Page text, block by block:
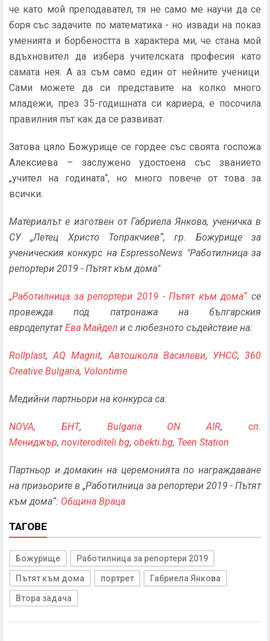
че като мой преподавател, тя не само ме научи да се
боря със задачите по математика - но извади на показ
уменията и борбеността в характера ми, че стана мой
вдъхновител да избера учителската професия като
самата нея. А аз съм само един от нейните ученици.
Сами можете да си представите на колко много
младежи, през 35-годишната си кариера, е посочила
правилния път как да се развиват.
Затова цяло Божурище се гордее със своята госпожа
Алексиева – заслужено удостоена със званието
„учител на годината“, но много повече от това за
всички.
Материалът е изготвен от Габриела Янкова, ученичка в
СУ „Летец Христо Топракчиев“, гр. Божурище за
ученическия конкурс на EspressoNews "Работилница за
репортери 2019 - Пътят към дома"
„Работилница за репортери 2019 - Пътят към дома“се
провежда под патронажа на българския
евродепутатЕва Майдел и с любезното съдействие на:
Rollplast,AQ Magnit,Автошкола Василеви, УНСС,360
Creative Bulgaria, Volontime
Медийни партньори на конкурса са:
NOVA, БНТ, Bulgaria ON AIR,сп.
Мениджър, noviteroditeli.bg, obekti.bg, Teen Station
Партньор и домакин на церемонията по награждаване
на призьорите в „Работилница за репортери 2019 - Пътят
към дома“: Община Враца
ТАГОВЕ
Божурище Работилница за репортери 2019
Пътят към дома портрет Габриела Янкова
Втора задача